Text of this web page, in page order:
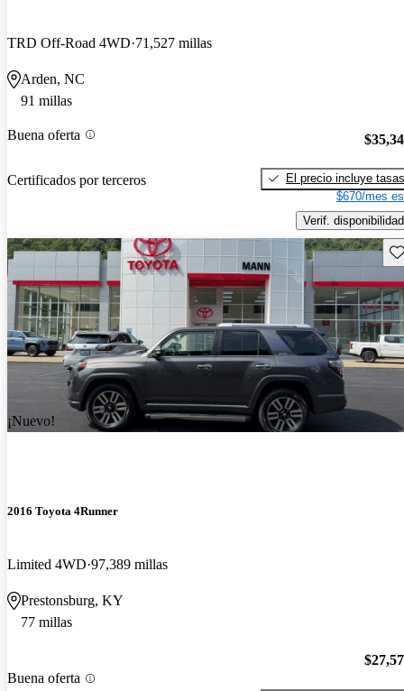
TRD Off-Road 4WD 71,527 millas
Arden, NC
91 millas
Buena oferta
Certificados por terceros
El precio incluye tasas
$670/mes
Verif. disponibilidad
¡Nuevo!
2016 Toyota 4Runner
Limited 4WD 97,389 millas
Prestonsburg, KY
77 millas
Buena oferta